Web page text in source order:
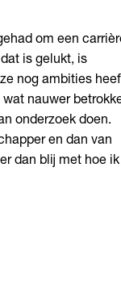
om een
is gelukt, is
nog ambities
nauwer
onderzoek doen.
en dan van
dan blij met hoe ik